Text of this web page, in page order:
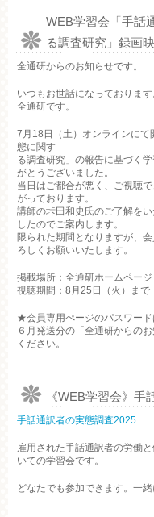
WEB学習会「手話
る調査研究」録画
全通研からのお知らせです。
いつもお世話になっております
全通研です。
7月18日（土）オンラインに
態に関す
る調査研究」の報告に基づく
がとうございました。
当日はご都合が悪く、ご視聴
がっております。
講師の垰田和史氏のご了解を
したのでご案内します。
限られた期間となりますが、
ろしくお願いいたします。
掲載場所：全通研ホームペー
視聴期間：8月25日（火）まで
★会員専用ぺージのパスワード
６月発送分の「全通研からの
ください。
《WEB学習会》手
手話通訳者の実態調査2025
雇用された手話通訳者の労働
いての学習会です。
どなたでも参加できます。一緒